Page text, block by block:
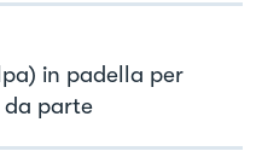
in padella per
da parte